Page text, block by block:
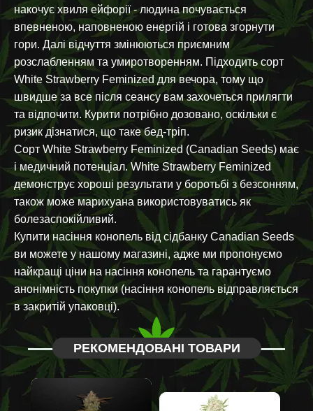
накочує хвиля ейфорії - людина почувається
впевненою, наповненою енергій і готова згорнути
гори. Далі відчуття змінюються приємним
розслабленням та умиротворенням. Підходить сорт
White Strawberry Feminized для вечора, тому що
швидше за все після сеансу вам захочеться прилягти
та відпочити. Курити потрібно дозовано, оскільки є
ризик дізнатися, що таке бед-тріп.
Сорт White Strawberry Feminized (Canadian Seeds) має
і медичний потенціал. White Strawberry Feminized
демонструє хороші результати у боротьбі з безсонням,
також може марихуана використовуватись як
болезаспокійливий.
Купити насіння конопель від сідбанку Canadian Seeds
ви можете у нашому магазині, адже ми пропонуємо
найкращі ціни на насіння конопель та гарантуємо
анонімність покупки (насіння конопель відправляється
в закритій упаковці).
РЕКОМЕНДОВАНІ ТОВАРИ